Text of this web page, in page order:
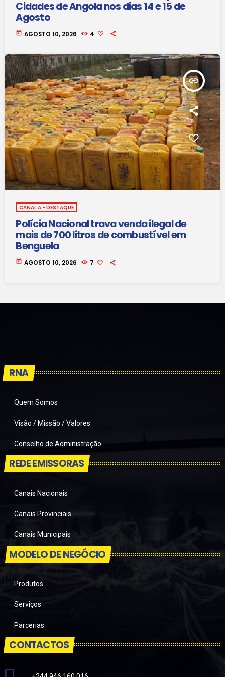
Cidades de Angola nos dias 14 e 15 de
Agosto
today AGOSTO 10, 2026 4
insert_link
CANAL A - DESTAQUE
Polícia Nacional trava venda ilegal de
mais de 700 litros de combustível em
Benguela
today AGOSTO 10, 2026 7
RNA
Quem Somos
Visão / Missão / Valores
Conselho de Administração
REDE EMISSORAS
Canais Nacionais
Canais Provinciais
Canais Municipais
MODELO DE NEGÓCIO
Produtos
Serviços
Parcerias
CONTACTOS